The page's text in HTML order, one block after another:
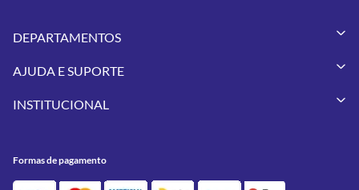
DEPARTAMENTOS
Vestuários
Pneus
Utilidades
AJUDA E SUPORTE
Meus Pedidos
INSTITUCIONAL
Contato
Formas de pagamento